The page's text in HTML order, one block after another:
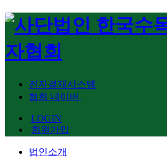
전자결재시스템
협회 네이버
LOGIN
회원가입
법인소개